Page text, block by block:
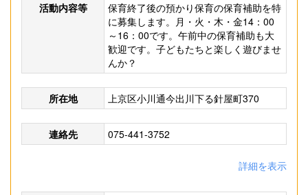
活動内容等
保育終了後の預かり保育の保育補助を特
に募集します。月・火・木・金14：00
～16：00です。午前中の保育補助も大
歓迎です。子どもたちと楽しく遊びませ
んか？
所在地 上京区小川通今出川下る針屋町370
連絡先 075-441-3752
詳細を表示